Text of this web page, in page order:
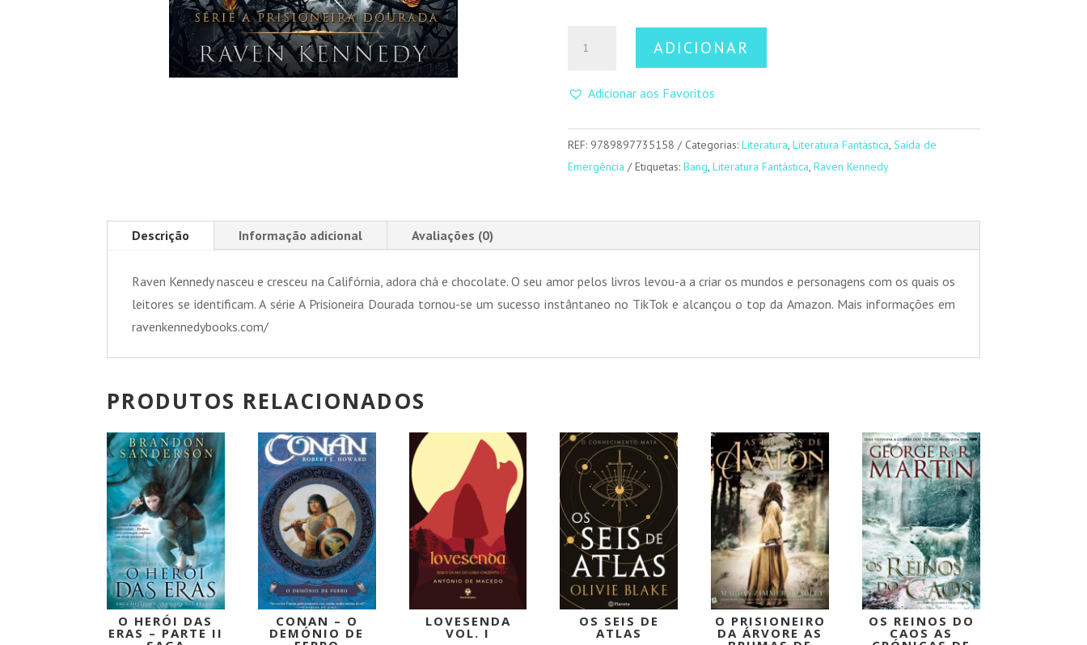
ADICIONAR
Adicionar aos Favoritos
REF: 9789897735158 Categorias: Literatura Literatura Fantástica Saída de
Emergência
Etiquetas: Bang Literatura Fantástica Raven Kennedy
Descrição Informação adicional Avaliações (0)
Raven Kennedy nasceu e cresceu na Califórnia, adora chá e chocolate. O seu amor pelos livros levou-a a criar os mundos e personagens com os quais os
leitores se identificam. A série A Prisioneira Dourada tornou-se um sucesso instântaneo no TikTok e alcançou o top da Amazon. Mais informações em
ravenkennedybooks.com/
PRODUTOS RELACIONADOS
PROMOÇÃO!
O HERÓI DAS
ERAS – PARTE II
CONAN – O
DEMÓNIO DE
PROMOÇÃO!
LOVESENDA
VOL. I
PROMOÇÃO!
OS SEIS DE
ATLAS
PROMOÇÃO!
O PRISIONEIRO
DA ÁRVORE AS
PROMOÇÃO!
OS REINOS DO
CAOS AS